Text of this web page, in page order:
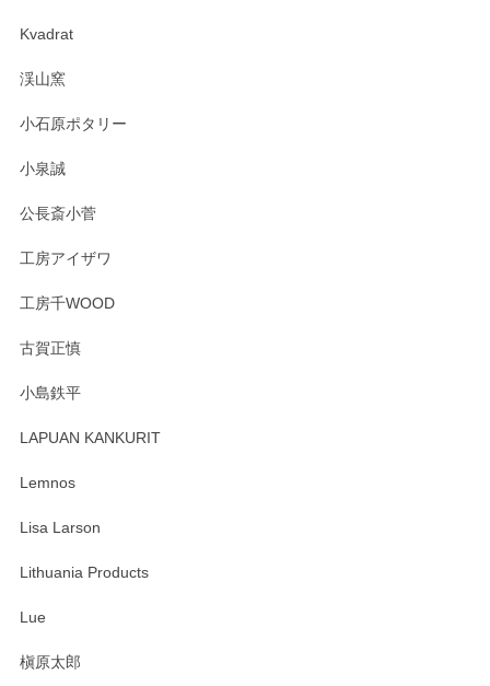
淡いグリーンのカラーがとても可愛いです❤️ ありがとうござ
す。 素敵な湯呑みでとても気に入りました。 発送も早く、
たm(_)m
います。無事に届いたようで安心いたしまし
Kvadrat
渓山窯
小石原ポタリー
小泉誠
公長斎小菅
工房アイザワ
工房千WOOD
古賀正慎
小島鉄平
LAPUAN KANKURIT
Lemnos
Lisa Larson
Lithuania Products
Lue
槇原太郎